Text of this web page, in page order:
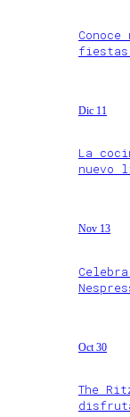
fiestas
Dic 11
La
nuevo
Nov 13
Oct 30
The